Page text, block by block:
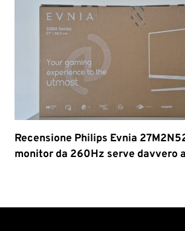
Recensione Philips Evnia
monitor da 260Hz serve davvero